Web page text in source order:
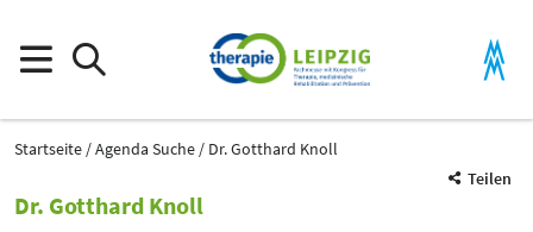
Startseite Agenda Suche
Dr. Gotthard Knoll
Teilen
Dr. Gotthard Knoll